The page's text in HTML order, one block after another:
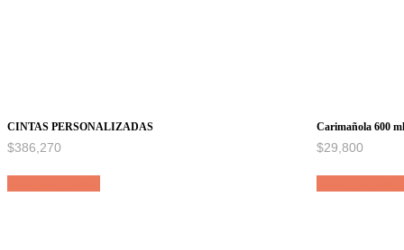
CINTAS PERSONALIZADAS
$386,270
Carimañola 600
$29,800